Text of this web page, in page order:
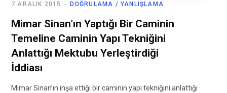
DOĞRULAMA / YANLIŞLAMA
7 ARALIK 2015
Mimar Sinan’ın Yaptığı Bir Caminin
Temeline Caminin Yapı Tekniğini
Anlattığı Mektubu Yerleştirdiği
İddiası
Mimar Sinan’ın inşa ettiği bir caminin yapı tekniğini anlattığı